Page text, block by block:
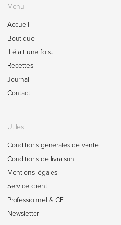
Menu
Accueil
Boutique
Il était une fois…
Recettes
Journal
Contact
Utiles
Conditions générales de vente
Conditions de livraison
Mentions légales
Service client
Professionnel & CE
Newsletter